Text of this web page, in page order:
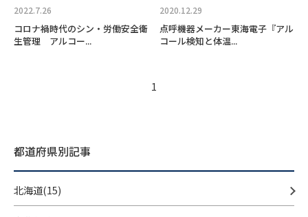
2022.7.26
コロナ禍時代のシン・労働安全衛
生管理 アルコー...
2020.12.29
点呼機器メーカー東海電子『アル
コール検知と体温...
1
都道府県別記事
北海道(15)